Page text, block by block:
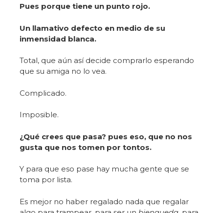
Pues porque tiene un punto rojo.
Un llamativo defecto en medio de su
inmensidad blanca.
Total, que aún así decide comprarlo esperando
que su amiga no lo vea.
Complicado.
Imposible.
¿Qué crees que pasa? pues eso, que no nos
gusta que nos tomen por tontos.
Y para que eso pase hay mucha gente que se
toma por lista.
Es mejor no haber regalado nada que regalar